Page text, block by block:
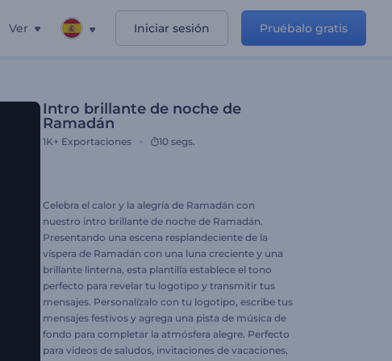
Ver Iniciar sesión Pruébalo gratis
Intro brillante de noche de
Ramadán
1K+ Exportaciones 10 segs.
Celebra el calor y la alegría de Ramadán con
nuestro intro brillante de noche de Ramadán.
Presentando una escena resplandeciente de la
víspera de Ramadán con una luna creciente y una
brillante linterna, esta plantilla establece el tono
perfecto para revelar tu logotipo y transmitir tus
mensajes. Personalízalo con tu logotipo, escribe tus
mensajes festivos y agrega una pista de música de
fondo para completar la atmósfera alegre. Perfecto
para videos de saludos, invitaciones de vacaciones,